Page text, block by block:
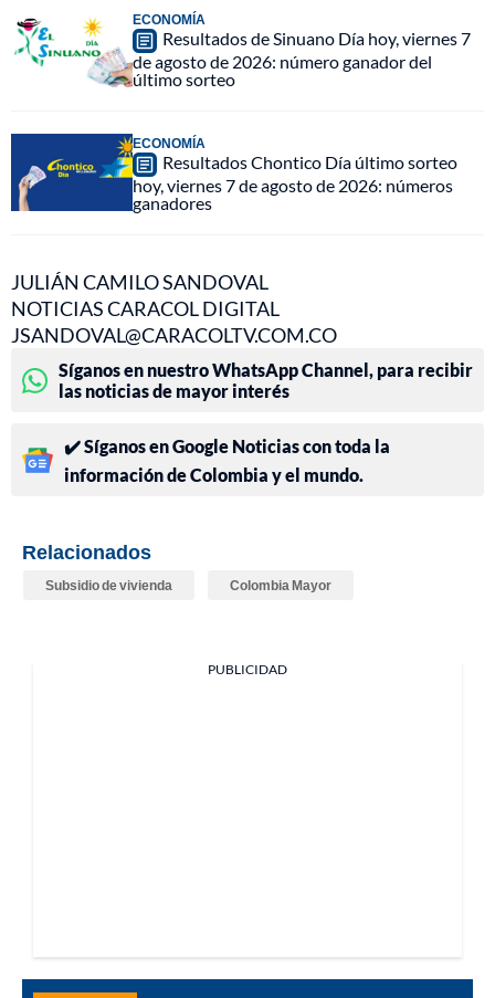
ECONOMÍA
Resultados de Sinuano Día hoy, viernes 7
de agosto de 2026: número ganador del
último sorteo
ECONOMÍA
Resultados Chontico Día último sorteo
hoy, viernes 7 de agosto de 2026: números
ganadores
JULIÁN CAMILO SANDOVAL
NOTICIAS CARACOL DIGITAL
JSANDOVAL@CARACOLTV.COM.CO
Síganos en nuestro WhatsApp Channel, para recibir
las noticias de mayor interés
✔️ Síganos en Google Noticias con toda la
información de Colombia y el mundo.
Relacionados
Subsidio de vivienda Colombia Mayor
PUBLICIDAD